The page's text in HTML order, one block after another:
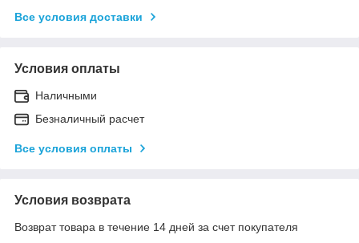
Все условия доставки
Условия оплаты
Наличными
Безналичный расчет
Все условия оплаты
Условия возврата
Возврат товара в течение 14 дней за счет покупателя